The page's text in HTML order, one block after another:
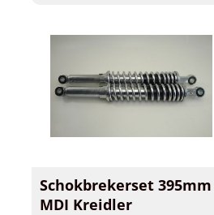
Schokbrekerset 395mm
MDI Kreidler